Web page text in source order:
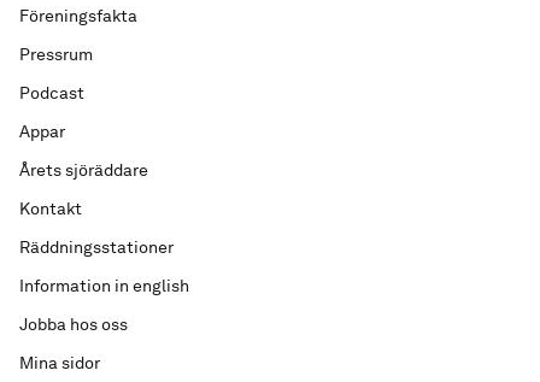
Föreningsfakta
Pressrum
Podcast
Appar
Årets sjöräddare
Kontakt
Räddningsstationer
Information in english
Jobba hos oss
Mina sidor